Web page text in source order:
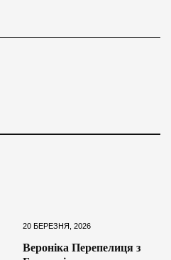
20 БЕРЕЗНЯ, 2026
Вероніка Перепелиця з